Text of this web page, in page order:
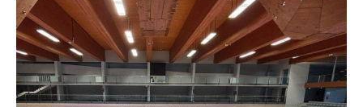
Son con 23 punti.